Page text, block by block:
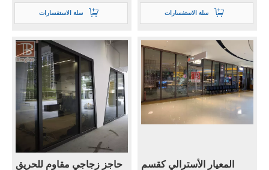
سلة الاستفسارات سلة الاستفسارات
حاجز زجاجي مقاوم للحريق
المعيار الأسترالي كقسم